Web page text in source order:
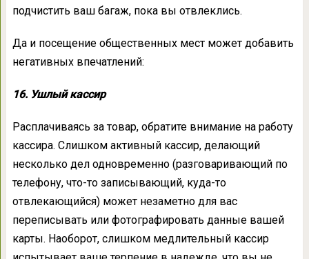
подчистить ваш багаж, пока вы отвлеклись.
Да и посещение общественных мест может добавить
негативных впечатлений:
16. Ушлый кассир
Расплачиваясь за товар, обратите внимание на работу
кассира. Слишком активный кассир, делающий
несколько дел одновременно (разговаривающий по
телефону, что-то записывающий, куда-то
отвлекающийся) может незаметно для вас
переписывать или фотографировать данные вашей
карты. Наоборот, слишком медлительный кассир